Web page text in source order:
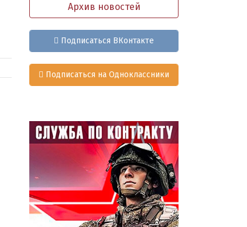
Архив новостей
Подписаться ВКонтакте
Подписаться на Одноклассники